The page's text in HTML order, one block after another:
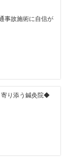
事故施術に自信が
寄り添う鍼灸院◆